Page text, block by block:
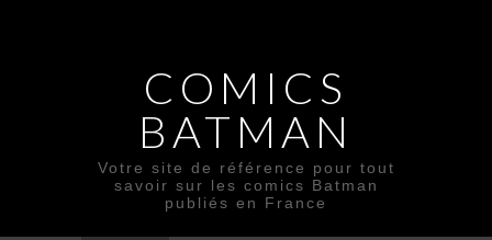
COMICS
BATMAN
Votre site de référence pour tout
savoir sur les comics Batman
publiés en France